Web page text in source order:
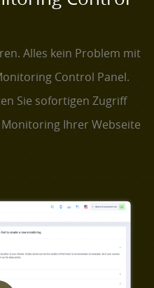
Alles kein Problem mit
Control Panel.
Sie sofortigen Zugriff
Ihrer Webseite